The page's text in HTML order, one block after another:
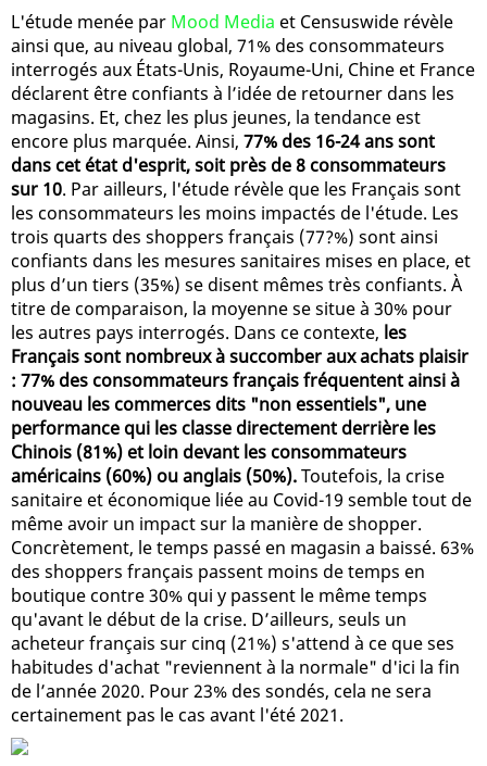
L'étude menée par Mood Media et Censuswide révèle
ainsi que, au niveau global, 71% des consommateurs
interrogés aux États-Unis, Royaume-Uni, Chine et France
déclarent être confiants à l’idée de retourner dans les
magasins. Et, chez les plus jeunes, la tendance est
encore plus marquée. Ainsi, 77% des 16-24 ans sont
dans cet état d'esprit, soit près de 8 consommateurs
sur 10. Par ailleurs, l'étude révèle que les Français sont
les consommateurs les moins impactés de l'étude. Les
trois quarts des shoppers français (77?%) sont ainsi
confiants dans les mesures sanitaires mises en place, et
plus d’un tiers (35%) se disent mêmes très confiants. À
titre de comparaison, la moyenne se situe à 30% pour
les autres pays interrogés. Dans ce contexte, les
Français sont nombreux à succomber aux achats plaisir
: 77% des consommateurs français fréquentent ainsi à
nouveau les commerces dits "non essentiels", une
performance qui les classe directement derrière les
Chinois (81%) et loin devant les consommateurs
américains (60%) ou anglais (50%).Toutefois, la crise
sanitaire et économique liée au Covid-19 semble tout de
même avoir un impact sur la manière de shopper.
Concrètement, le temps passé en magasin a baissé. 63%
des shoppers français passent moins de temps en
boutique contre 30% qui y passent le même temps
qu'avant le début de la crise. D’ailleurs, seuls un
acheteur français sur cinq (21%) s'attend à ce que ses
habitudes d'achat "reviennent à la normale" d'ici la fin
de l’année 2020. Pour 23% des sondés, cela ne sera
certainement pas le cas avant l'été 2021.